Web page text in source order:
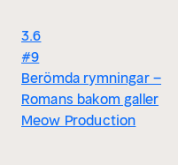
3.6
#9
Berömda rymningar –
Romans bakom galler
Meow Production